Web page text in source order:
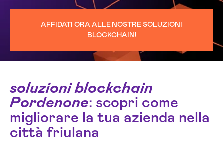
AFFIDATI ORA ALLE NOSTRE SOLUZIONI
BLOCKCHAIN!
soluzioni blockchain
Pordenone: scopri come
migliorare la tua azienda nella
città friulana